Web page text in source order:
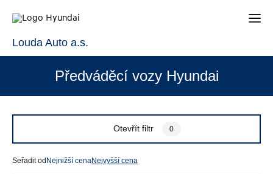
Louda Auto a.s.
Předváděcí vozy Hyundai
Otevřít filtr 0
Seřadit od Nejnižší cenaNejvyšší cena